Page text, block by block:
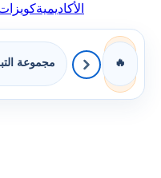
الأكاديميةكويزات
🔥 مجموعة